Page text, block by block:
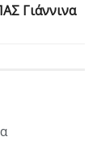
Γιάννινα